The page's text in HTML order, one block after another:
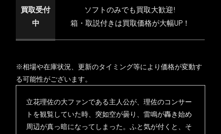
買取受付
中
ソフトのみでも買取大歓迎!
箱・取説付きは買取価格が大幅UP！
※相場や在庫状況、更新のタイミング等により価格が変動す
る可能性がございます。
立花理佐の大ファンである主人公が、理佐のコンサー
トを観覧していた時、突如空が曇り、雷鳴が轟き始め
周辺が真っ暗になってしまった。ふと気が付くと、そ